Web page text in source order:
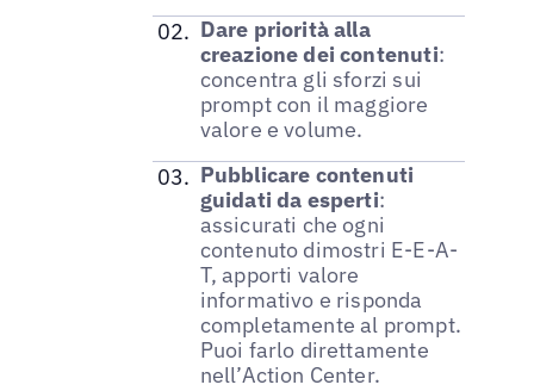
Dare priorità alla
creazione dei contenuti:
concentra gli sforzi sui
prompt con il maggiore
valore e volume.
Pubblicare contenuti
guidati da esperti:
assicurati che ogni
contenuto dimostri E-E-A-
T, apporti valore
informativo e risponda
completamente al prompt.
Puoi farlo direttamente
nell’Action Center.